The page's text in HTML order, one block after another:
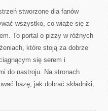
stworzone dla fanów
wszystko, co wiąże się z
To portal o pizzy w różnych
które stoją za dobrze
się serem i
do nastroju. Na stronach
bazę, jak dobrać składniki,